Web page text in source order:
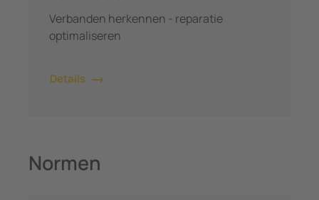
Verbanden herkennen - reparatie
optimaliseren
Details
Normen